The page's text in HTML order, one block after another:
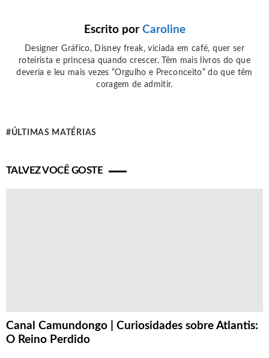
Escrito por Caroline
Designer Gráfico, Disney freak, viciada em café, quer ser
roteirista e princesa quando crescer. Têm mais livros do que
deveria e leu mais vezes “Orgulho e Preconceito” do que têm
coragem de admitir.
ÚLTIMAS MATÉRIAS
TALVEZ VOCÊ GOSTE
Canal Camundongo | Curiosidades sobre Atlantis:
O Reino Perdido